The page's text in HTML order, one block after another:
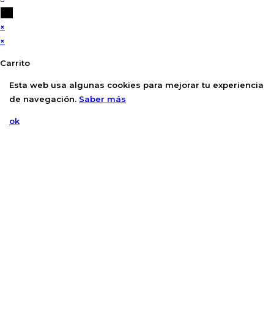
×
×
Carrito
Esta web usa algunas cookies para mejorar tu experiencia
de navegación. Saber más
ok